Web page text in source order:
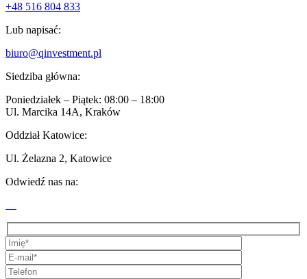
+48 516 804 833
Lub napisać:
biuro@qinvestment.pl
Siedziba główna:
Poniedziałek – Piątek: 08:00 – 18:00
Ul. Marcika 14A, Kraków
Oddział Katowice:
Ul. Żelazna 2, Katowice
Odwiedź nas na: